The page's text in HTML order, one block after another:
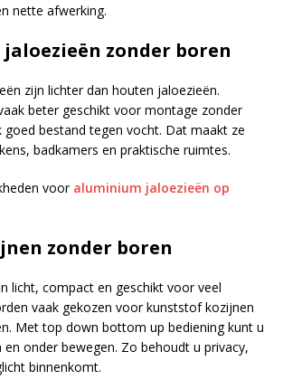
nette afwerking.
zonder boren
zijn lichter dan houten jaloezieën.
beter geschikt voor montage zonder
goed bestand tegen vocht. Dat maakt ze
badkamers en praktische ruimtes.
voor aluminium jaloezieën op
zonder boren
licht, compact en geschikt voor veel
vaak gekozen voor kunststof kozijnen
Met top down bottom up bediening kunt u
onder bewegen. Zo behoudt u privacy,
binnenkomt.